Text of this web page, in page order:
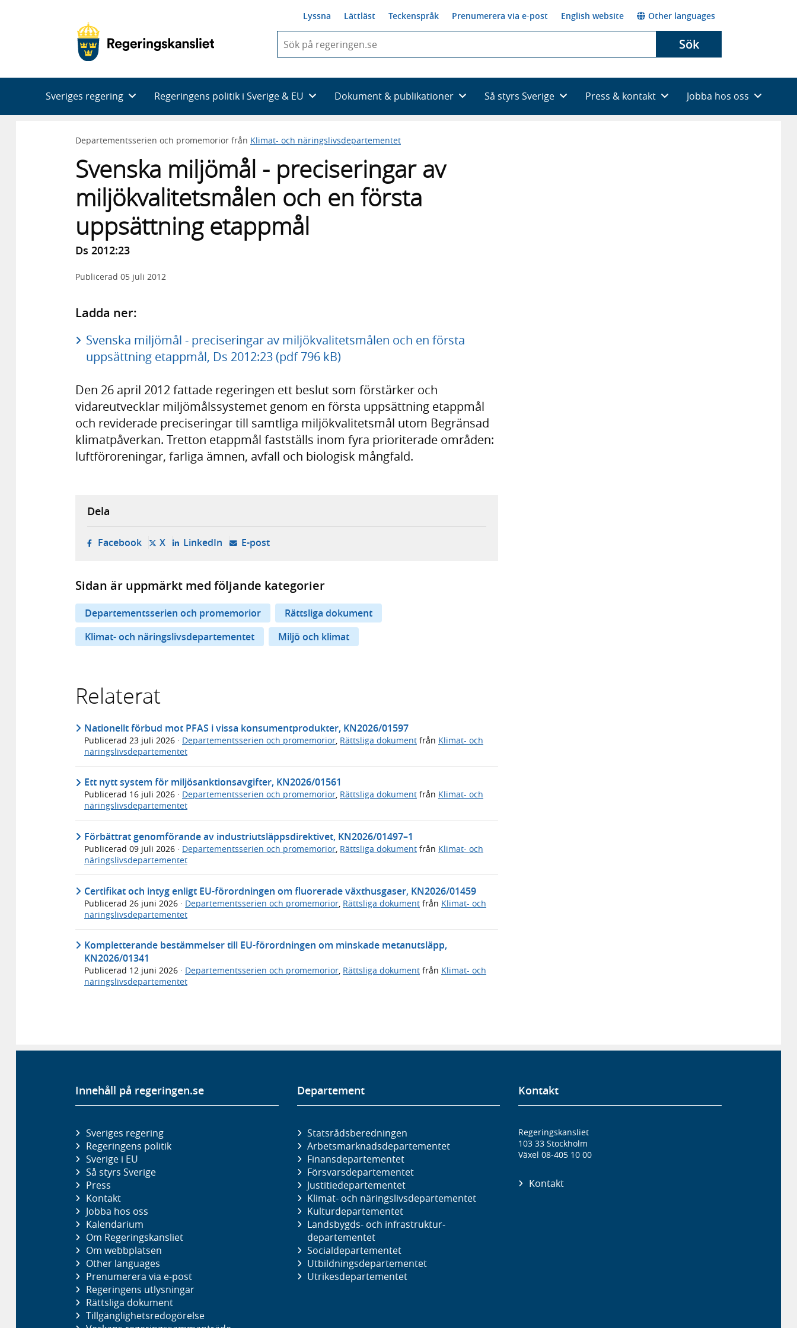
Lyssna Lättläst Teckenspråk Prenumerera via e-post English website Other languages
du
skriva
framträder
en
med
Sök
Sveriges regering Regeringens politik i Sverige & EU Dokument & publikationer Så styrs Sverige Press & kontakt Jobba hos oss
Departementsserien och promemorior från Klimat- och näringslivsdepartementet
Svenska miljömål - preciseringar av
miljökvalitetsmålen och en första
uppsättning etappmål
Ds 2012:23
Publicerad 05 juli 2012
Ladda ner:
Svenska miljömål - preciseringar av miljökvalitetsmålen och en första
uppsättning etappmål, Ds 2012:23 (pdf 796 kB)
Den 26 april 2012 fattade regeringen ett beslut som förstärker och
vidareutvecklar miljömålssystemet genom en första uppsättning etappmål
och reviderade preciseringar till samtliga miljökvalitetsmål utom Begränsad
klimatpåverkan. Tretton etappmål fastställs inom fyra prioriterade områden:
luftföroreningar, farliga ämnen, avfall och biologisk mångfald.
Dela
Facebook- öppnas i ny flik, extern webbplats,
X- öppnas i ny flik, extern webbplats,
LinkedIn- öppnas i ny flik, extern webbplats,
E-post- öppnar din e-postklient,
Sidan är uppmärkt med följande kategorier
Departementsserien och promemorior
Rättsliga dokument
Klimat- och näringslivsdepartementet
Miljö och klimat
Relaterat
Nationellt förbud mot PFAS i vissa konsumentprodukter, KN2026/01597
Publicerad 23 juli 2026 · Departementsserien och promemorior Rättsliga dokument från Klimat- och
näringslivsdepartementet
Ett nytt system för miljösanktionsavgifter, KN2026/01561
Publicerad 16 juli 2026 · Departementsserien och promemorior, Rättsliga dokument från Klimat- och
näringslivsdepartementet
Förbättrat genomförande av industriutsläppsdirektivet, KN2026/01497–1
Publicerad 09 juli 2026 · Departementsserien och promemorior, Rättsliga dokument från Klimat- och
näringslivsdepartementet
Certifikat och intyg enligt EU-förordningen om fluorerade växthusgaser, KN2026/01459
Publicerad 26 juni 2026 · Departementsserien och promemorior Rättsliga dokument från Klimat- och
näringslivsdepartementet
Kompletterande bestämmelser till EU-förordningen om minskade metanutsläpp,
KN2026/01341
Publicerad 12 juni 2026 · Departementsserien och promemorior, Rättsliga dokument från Klimat- och
näringslivsdepartementet
Innehåll på regeringen.se
Sveriges regering
Regeringens politik
Sverige i EU
Så styrs Sverige
Press
Kontakt
Jobba hos oss
Kalendarium
Om Regeringskansliet
Om webbplatsen
Other languages
Prenumerera via e-post
Regeringens utlysningar
Rättsliga dokument
Tillgänglighetsredogörelse
Departement
Statsrådsberedningen
Arbetsmarknads­departementet
Finans­departementet
Försvars­departementet
Justitie­departementet
Klimat- och näringslivs­departementet
Kultur­departementet
Landsbygds- och infrastruktur­
departementet
Social­departementet
Utbildnings­departementet
Utrikes­departementet
Kontakt
Regeringskansliet
103 33 Stockholm
Växel 08-405 10 00
Kontakt